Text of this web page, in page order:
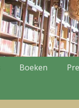
Boeken